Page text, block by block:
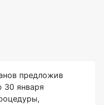
предложив
30 января